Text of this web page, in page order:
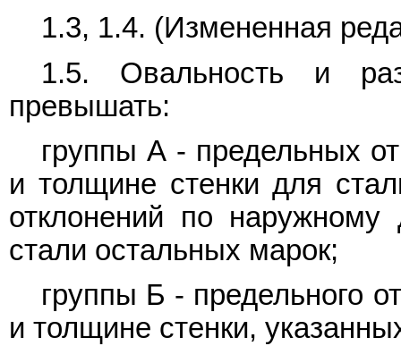
1.3, 1.4. (Измененная
1.5. Овальность и
превышать:
группы А - предельных
и толщине стенки для
отклонений по
стали остальных марок;
группы Б - предельного
и толщине стенки,